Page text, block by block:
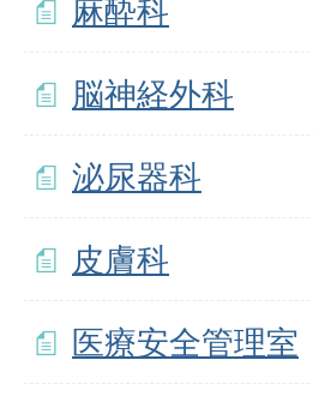
麻酔科
脳神経外科
泌尿器科
皮膚科
医療安全管理室